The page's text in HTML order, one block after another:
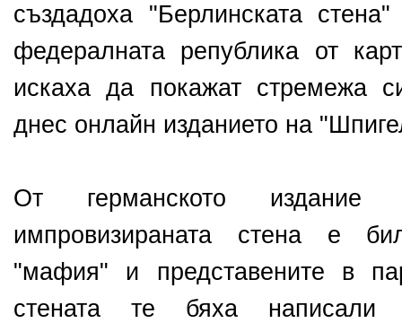
създадоха "Берлинската
федералната република от
искаха да покажат стремежа
днес онлайн изданието на
От германското
импровизираната стена е
"мафия" и представените в
стената те бяха